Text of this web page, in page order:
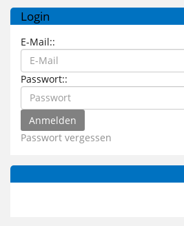
Login
E-Mail::
Passwort::
Passwort vergessen